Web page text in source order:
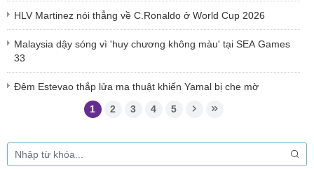
HLV Martinez nói thẳng về C.Ronaldo ở World Cup 2026
Malaysia dậy sóng vì 'huy chương không màu' tại SEA Games
33
Đêm Estevao thắp lửa ma thuật khiến Yamal bị che mờ
1 2 3 4 5